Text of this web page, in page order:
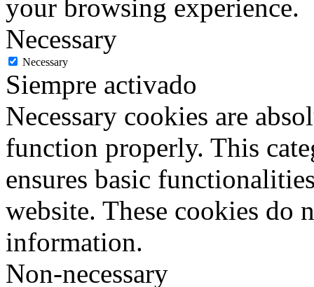
your browsing experience.
Necessary
Necessary
Siempre activado
Necessary cookies are
function properly. This
ensures basic
website. These cookies do
information.
Non-necessary